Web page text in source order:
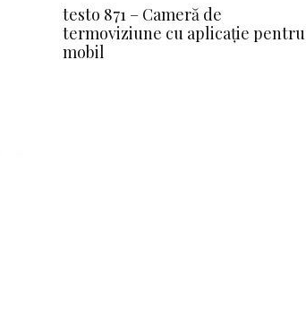
testo 871 – Cameră de
termoviziune cu aplicație pentru
mobil